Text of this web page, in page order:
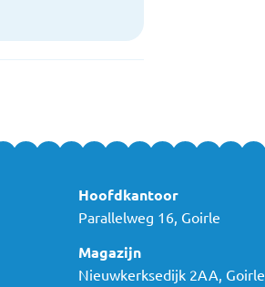
Hoofdkantoor
Parallelweg 16, Goirle
Magazijn
Nieuwkerksedijk 2AA, Goirle